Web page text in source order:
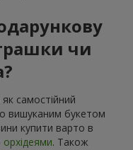
чи
самостійний
вишуканим букетом
купити варто в
орхідеями. Також